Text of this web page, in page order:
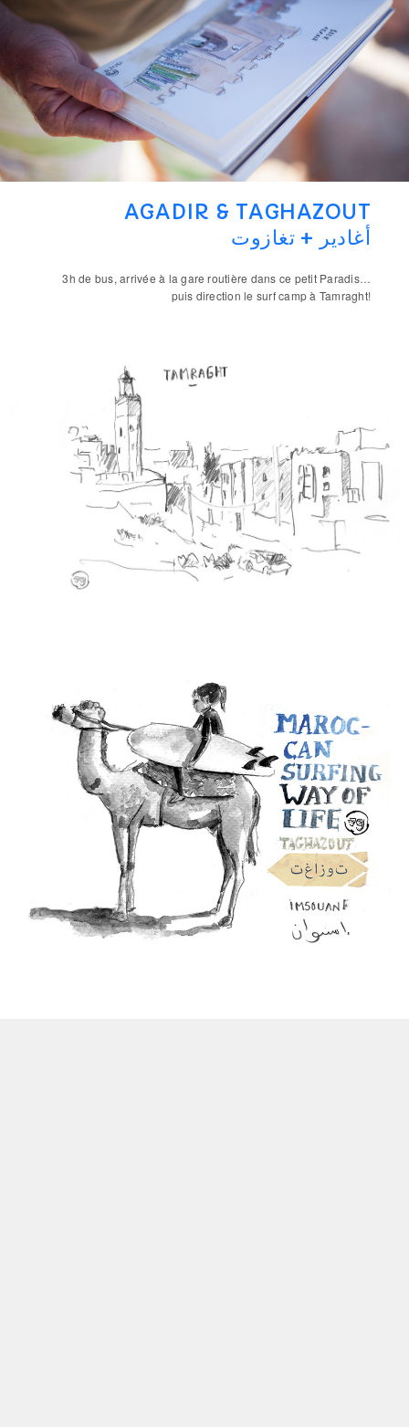
AGADIR & TAGHAZOUT
أغادير + تغازوت
3h de bus, arrivée à la gare routière dans ce petit Paradis…
puis direction le surf camp à Tamraght!